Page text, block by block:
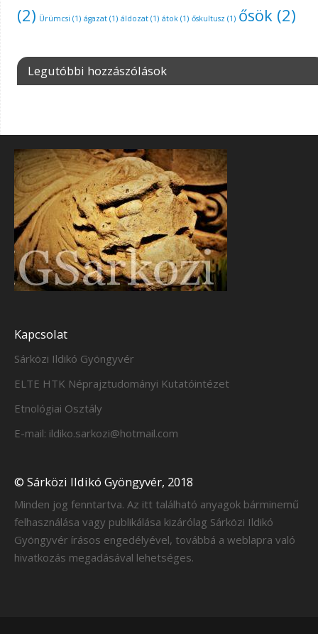
(2) Ürümcsi (1) ágazat(1) áldozat(1) átok(1) őskultusz (1) ősök(2)
Legutóbbi hozzászólások
Kapcsolat
Sárközi Ildikó Gyöngyvér
ELTE HTK Néprajztudományi Kutatóintézet
Etnológiai Osztály
E-mail: ildiko.sarkozi@hotmail.com
© Sárközi Ildikó Gyöngyvér, 2018
Minden jog fenntartva. Az itt található anyagok bárminemű
felhasználása vagy publikálása kizárólag Sárközi Ildikó
Gyöngyvér írásos engedélyével, továbbá a weblapra való
hivatkozás megadásával lehetséges.